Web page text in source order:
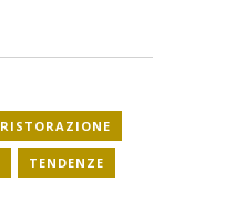
RISTORAZIONE
TENDENZE